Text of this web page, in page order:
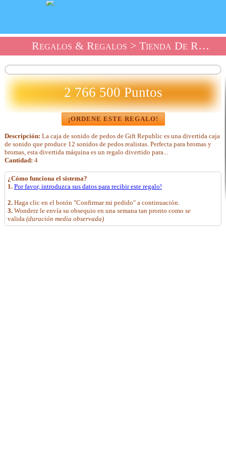
Regalos & Regalos > Tienda De Regalos Party Time!
2 766 500 Puntos
¡ORDENE ESTE REGALO!
Descripción: La caja de sonido de pedos de Gift Republic es una divertida caja
de sonido que produce 12 sonidos de pedos realistas. Perfecta para bromas y
bromas, esta divertida máquina es un regalo divertido para...
Cantidad: 4
¿Cómo funciona el sistema?
1. Por favor, introduzca sus datos para recibir este regalo!
2.Haga clic en el botón "Confirmar mi pedido" a continuación.
3.Wonderz le envía su obsequio en una semana tan pronto como se
valida (duración media observada)